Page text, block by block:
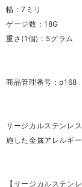
幅：7ミリ
ゲージ数：18G
重さ(1個)：5グラム
商品管理番号：p168
サージカルステンレ
施した金属アレルギ
【サージカルステン